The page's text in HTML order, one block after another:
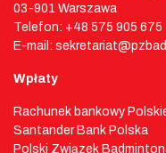
03-901 Warszawa
Telefon: +48 575 905 675
E-mail:
Wpłaty
Rachunek bankowy
Santander Bank Polska
Polski Związek